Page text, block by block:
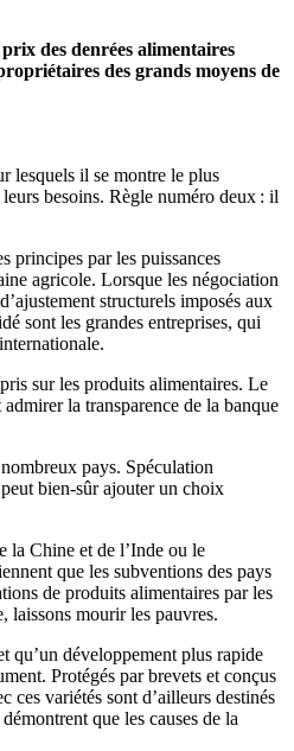
des denrées alimentaires
des grands moyens de
lesquels il se montre le plus
besoins. Règle numéro deux : il
principes par les puissances
agricole. Lorsque les négociation
structurels imposés aux
sont les grandes entreprises, qui
sur les produits alimentaires. Le
la transparence de la banque
pays. Spéculation
bien-sûr ajouter un choix
la Chine et de l’Inde ou le
que les subventions des pays
de produits alimentaires par les
laissons mourir les pauvres.
qu’un développement plus rapide
Protégés par brevets et conçus
variétés sont d’ailleurs destinés
que les causes de la